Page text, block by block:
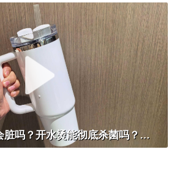
只装白开水就不会脏吗？开水烫能彻底杀菌吗？感控专家详解“吸管杯”藏菌真相｜都视频·热观察